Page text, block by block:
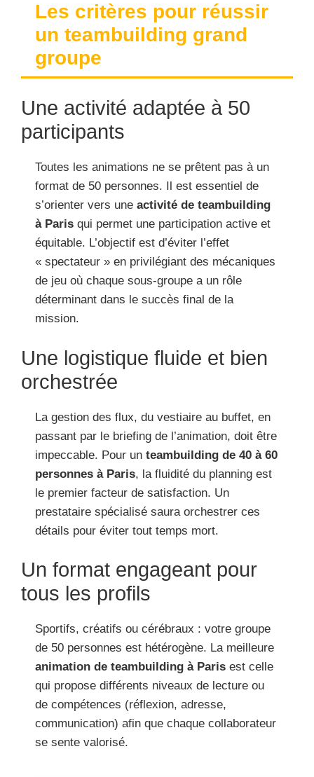
Les critères pour réussir
un teambuilding grand
groupe
Une activité adaptée à 50
participants
Toutes les animations ne se prêtent pas à un
format de 50 personnes. Il est essentiel de
s’orienter vers une activité de teambuilding
à Paris qui permet une participation active et
équitable. L’objectif est d’éviter l’effet
« spectateur » en privilégiant des mécaniques
de jeu où chaque sous-groupe a un rôle
déterminant dans le succès final de la
mission.
Une logistique fluide et bien
orchestrée
La gestion des flux, du vestiaire au buffet, en
passant par le briefing de l’animation, doit être
impeccable. Pour un teambuilding de 40 à 60
personnes à Paris, la fluidité du planning est
le premier facteur de satisfaction. Un
prestataire spécialisé saura orchestrer ces
détails pour éviter tout temps mort.
Un format engageant pour
tous les profils
Sportifs, créatifs ou cérébraux : votre groupe
de 50 personnes est hétérogène. La meilleure
animation de teambuilding à Paris est celle
qui propose différents niveaux de lecture ou
de compétences (réflexion, adresse,
communication) afin que chaque collaborateur
se sente valorisé.